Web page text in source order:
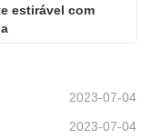
estirável com
2023-07-04
2023-07-04